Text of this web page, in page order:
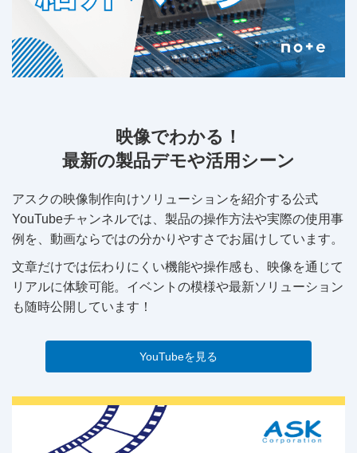
映像でわかる！
最新の製品デモや活用シーン
アスクの映像制作向けソリューションを紹介する公式
YouTubeチャンネルでは、製品の操作方法や実際の使用事
例を、動画ならではの分かりやすさでお届けしています。
文章だけでは伝わりにくい機能や操作感も、映像を通じて
リアルに体験可能。イベントの模様や最新ソリューション
も随時公開しています！
YouTubeを見る